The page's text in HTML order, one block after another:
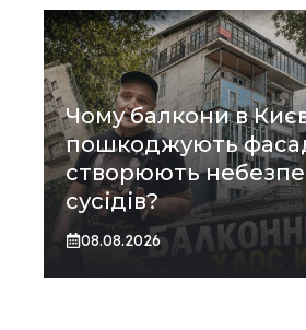
Чому балкони в
пошкоджують
створюють
сусідів?
08.08.2026